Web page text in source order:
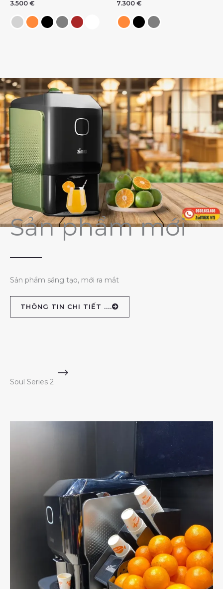
3.500 € 7.300 €
Sản phẩm mới
Sản phẩm sáng tạo, mới ra mắt
THÔNG TIN CHI TIẾT ....
Soul Series 2